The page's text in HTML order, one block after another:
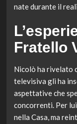
nate durante il
Fratello
Nicolò ha rivelato
televisiva gli ha
aspettative che
concorrenti. Per
nella Casa, ma